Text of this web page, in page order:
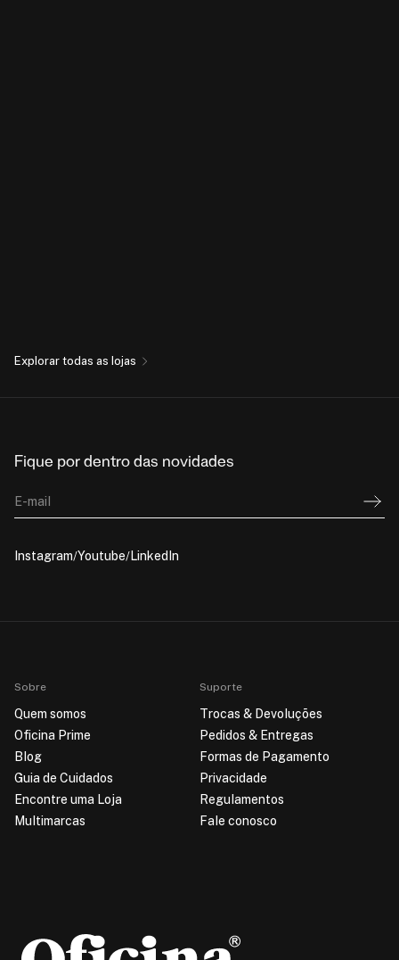
Explorar todas as lojas
Fique por dentro das novidades
E-mail
Instagram Youtube LinkedIn
Sobre
Quem somos
Oficina Prime
Blog
Guia de Cuidados
Encontre uma Loja
Multimarcas
Suporte
Trocas & Devoluções
Pedidos & Entregas
Formas de Pagamento
Privacidade
Regulamentos
Fale conosco